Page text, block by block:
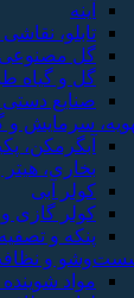
آینه
تابلو،
گل مصنوعی
گل و گیاه
صنایع دستی
سرمایش و
آبگرمکن،
بخاری،
کولر آبی
کولر گازی
پنکه و
و
مواد